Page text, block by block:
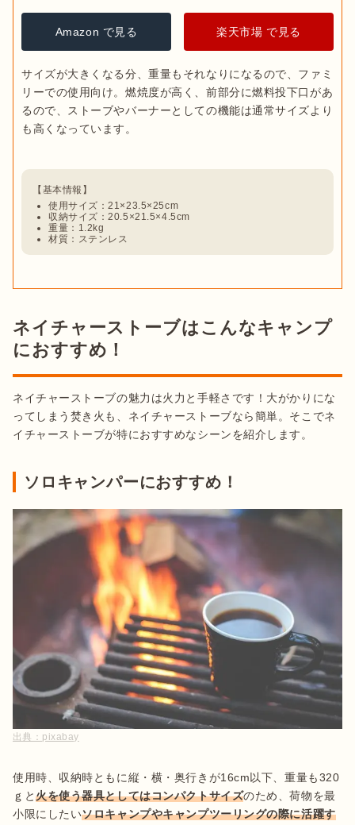
Amazon で見る 楽天市場 で見る
サイズが大きくなる分、重量もそれなりになるので、ファミ
リーでの使用向け。燃焼度が高く、前部分に燃料投下口があ
るので、ストーブやバーナーとしての機能は通常サイズより
も高くなっています。
使用サイズ：21×23.5×25cm
収納サイズ：20.5×21.5×4.5cm
重量：1.2kg
材質：ステンレス
ネイチャーストーブはこんなキャンプ
におすすめ！
ネイチャーストーブの魅力は火力と手軽さです！大がかりにな
ってしまう焚き火も、ネイチャーストーブなら簡単。そこでネ
イチャーストーブが特におすすめなシーンを紹介します。
ソロキャンパーにおすすめ！
出典： pixabay
使用時、収納時ともに縦・横・奥行きが16cm以下、重量も320
ｇと火を使う器具としてはコンパクトサイズのため、荷物を最
小限にしたいソロキャンプやキャンプツーリングの際に活躍す